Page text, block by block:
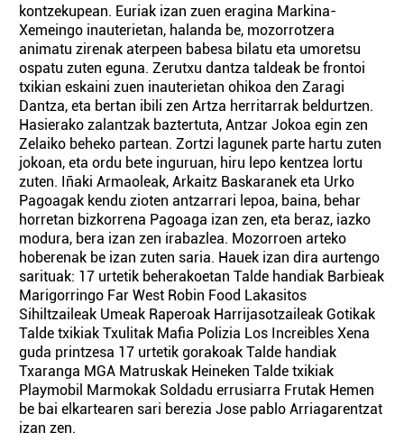
kontzekupean. Euriak izan zuen eragina Markina-
Xemeingo inauterietan, halanda be, mozorrotzera
animatu zirenak aterpeen babesa bilatu eta umoretsu
ospatu zuten eguna. Zerutxu dantza taldeak be frontoi
txikian eskaini zuen inauterietan ohikoa den Zaragi
Dantza, eta bertan ibili zen Artza herritarrak beldurtzen.
Hasierako zalantzak baztertuta, Antzar Jokoa egin zen
Zelaiko beheko partean. Zortzi lagunek parte hartu zuten
jokoan, eta ordu bete inguruan, hiru lepo kentzea lortu
zuten. Iñaki Armaoleak, Arkaitz Baskaranek eta Urko
Pagoagak kendu zioten antzarrari lepoa, baina, behar
horretan bizkorrena Pagoaga izan zen, eta beraz, iazko
modura, bera izan zen irabazlea. Mozorroen arteko
hoberenak be izan zuten saria. Hauek izan dira aurtengo
sarituak: 17 urtetik beherakoetan Talde handiak Barbieak
Marigorringo Far West Robin Food Lakasitos
Sihiltzaileak Umeak Raperoak Harrijasotzaileak Gotikak
Talde txikiak Txulitak Mafia Polizia Los Increibles Xena
guda printzesa 17 urtetik gorakoak Talde handiak
Txaranga MGA Matruskak Heineken Talde txikiak
Playmobil Marmokak Soldadu errusiarra Frutak Hemen
be bai elkartearen sari berezia Jose pablo Arriagarentzat
izan zen.